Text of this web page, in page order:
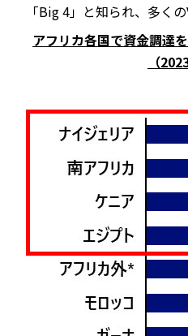
「Big 4」と知られ、多く
アフリカ各国で資金調達
（